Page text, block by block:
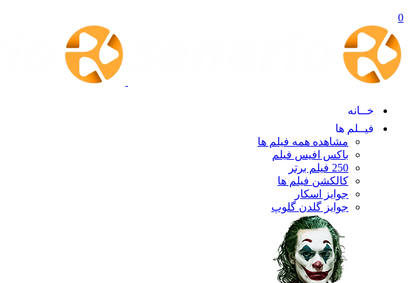
0
خــانه
فیــلم ها
مشاهده همه فیلم ها
باکس افیس فیلم
250 فیلم برتر
کالکشن فیلم ها
جوایز اسکار
جوایز گلدن گلوپ